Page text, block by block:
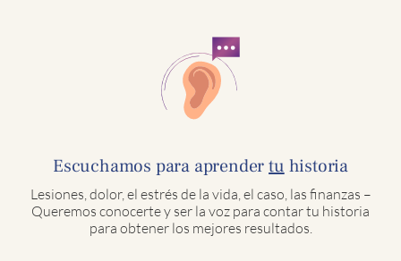
Escuchamos para aprendertuhistoria
Lesiones, dolor, el estrés de la vida, el caso, las finanzas –
Queremos conocerte y ser la voz para contar tu historia
para obtener los mejores resultados.